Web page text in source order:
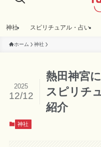
神社 スピリチュアル・占い
ホーム 神社
熱田神宮
スピリチ
紹介
2025
12/12
神社